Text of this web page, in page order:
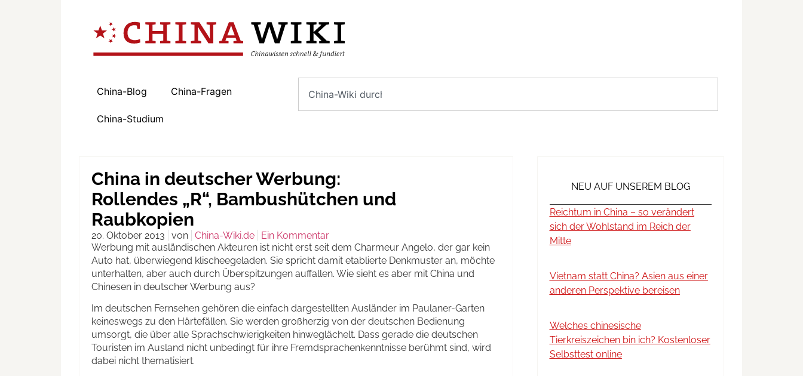
China-Blog China-Fragen
China-Studium
China in deutscher Werbung:
Rollendes „R“, Bambushütchen und
Raubkopien
20. Oktober 2013 von China-Wiki.de
Ein Kommentar
Werbung mit ausländischen Akteuren ist nicht erst seit dem Charmeur Angelo, der gar kein
Auto hat, überwiegend klischeegeladen. Sie spricht damit etablierte Denkmuster an, möchte
unterhalten, aber auch durch Überspitzungen auffallen. Wie sieht es aber mit China und
Chinesen in deutscher Werbung aus?
Im deutschen Fernsehen gehören die einfach dargestellten Ausländer im Paulaner-Garten
keineswegs zu den Härtefällen. Sie werden großherzig von der deutschen Bedienung
umsorgt, die über alle Sprachschwierigkeiten hinweglächelt. Dass gerade die deutschen
Touristen im Ausland nicht unbedingt für ihre Fremdsprachenkenntnisse berühmt sind, wird
dabei nicht thematisiert.
NEU AUF UNSEREM BLOG
Reichtum in China – so verändert
sich der Wohlstand im Reich der
Mitte
Vietnam statt China? Asien aus einer
anderen Perspektive bereisen
Welches chinesische
Tierkreiszeichen bin ich? Kostenloser
Selbsttest online